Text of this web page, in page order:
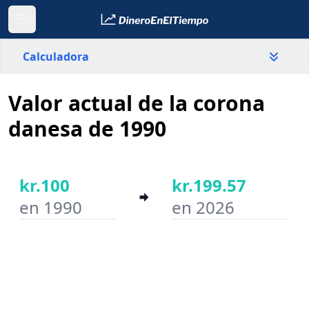
Calculadora
País
Año inicial
Valor actual de la corona
danesa de 1990
kr.100
en 1990
kr.199.57
en 2026